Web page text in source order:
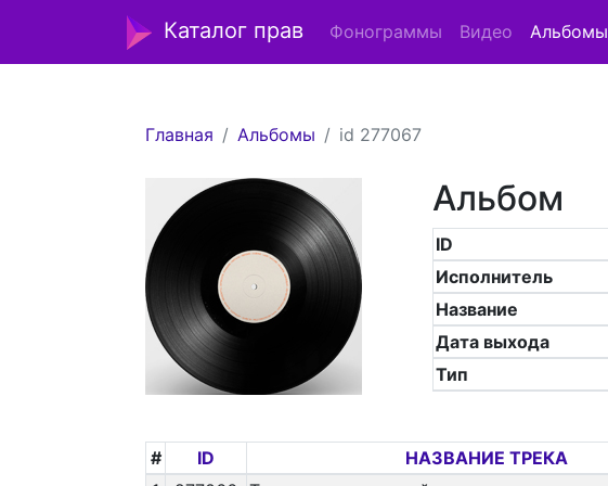
Каталог прав Фонограммы Видео Альбомы
Главная Альбомы id 277067
Альбом
ID
Исполнитель
Название
Дата выхода
Тип
# ID НАЗВАНИЕ ТРЕКА